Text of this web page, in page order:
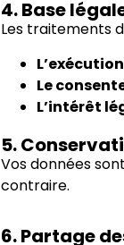
4. Base
Les traitements
Le
L’intérêt
5.
Vos données
contraire.
6. Partage